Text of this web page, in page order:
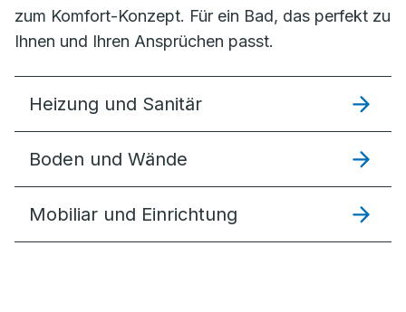
zum Komfort-Konzept. Für ein Bad, das perfekt zu
Ihnen und Ihren Ansprüchen passt.
Heizung und Sanitär
Boden und Wände
Mobiliar und Einrichtung